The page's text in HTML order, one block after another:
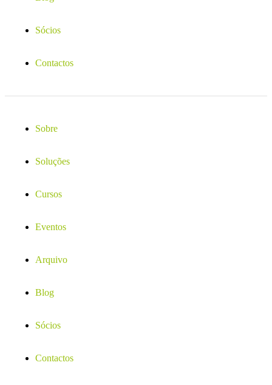
Sócios
Contactos
Sobre
Soluções
Cursos
Eventos
Arquivo
Blog
Sócios
Contactos